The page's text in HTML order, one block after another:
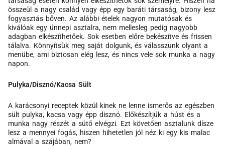
összeül a nagy család vagy épp egy baráti társaság, bizony lesz
fogyasztás bőven. Az alábbi ételek nagyon mutatósak és
kiválóak egy ünnepi asztalra, nem mellesleg pedig nagyobb
adagban elkészíthetőek. Sok esetben előre bekészítve és frissen
tálalva. Könnyítsük meg saját dolgunk, és válasszunk olyant a
menübe, ami biztosan elég lesz, és nincs vele sok munka a nagy
napon.
Pulyka/Disznó/Kacsa Sült
A karácsonyi receptek közül kinek ne lenne ismerős az egészben
sült pulyka, kacsa vagy épp disznó. Előkészítjük a húst és a
munka nagy részét a sütő elvégzi. Ezt követően asztalunk dísze
lesz a mennyei fogás, hiszen hihetetlen jól néz ki egy kis malac
almával a szájában, nem?